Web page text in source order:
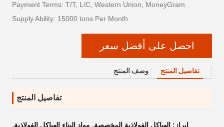
Payment Terms: T/T, L/C, Western Union, MoneyGram
Supply Ability: 15000 tons Per Month
احصل على أفضل سعر
تفاصيل المنتج وصف المنتج
تفاصيل المنتج
إبراز: الهياكل الفولاذية المخصصة, مواد البناء الهياكل الفولاذية,